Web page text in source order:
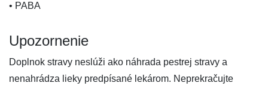
• PABA
Upozornenie
Doplnok stravy neslúži ako náhrada pestrej stravy a
nenahrádza lieky predpísané lekárom. Neprekračujte